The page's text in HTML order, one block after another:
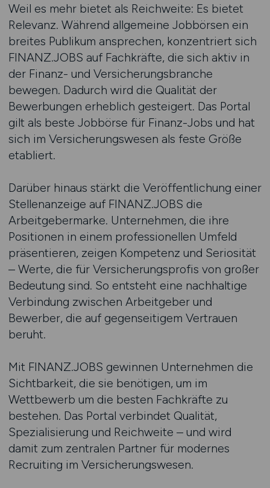
Weil es mehr bietet als Reichweite: Es bietet
Relevanz. Während allgemeine Jobbörsen ein
breites Publikum ansprechen, konzentriert sich
FINANZ.JOBS auf Fachkräfte, die sich aktiv in
der Finanz- und Versicherungsbranche
bewegen. Dadurch wird die Qualität der
Bewerbungen erheblich gesteigert. Das Portal
gilt als beste Jobbörse für Finanz-Jobs und hat
sich im Versicherungswesen als feste Größe
etabliert.
Darüber hinaus stärkt die Veröffentlichung einer
Stellenanzeige auf FINANZ.JOBS die
Arbeitgebermarke. Unternehmen, die ihre
Positionen in einem professionellen Umfeld
präsentieren, zeigen Kompetenz und Seriosität
– Werte, die für Versicherungsprofis von großer
Bedeutung sind. So entsteht eine nachhaltige
Verbindung zwischen Arbeitgeber und
Bewerber, die auf gegenseitigem Vertrauen
beruht.
Mit FINANZ.JOBS gewinnen Unternehmen die
Sichtbarkeit, die sie benötigen, um im
Wettbewerb um die besten Fachkräfte zu
bestehen. Das Portal verbindet Qualität,
Spezialisierung und Reichweite – und wird
damit zum zentralen Partner für modernes
Recruiting im Versicherungswesen.